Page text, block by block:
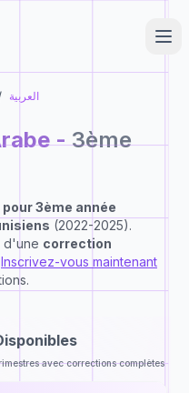
العربية
-3ème
pour3ème année
(2022-2025).
d'une correction
Inscrivez-vous maintenant
avec corrections complètes